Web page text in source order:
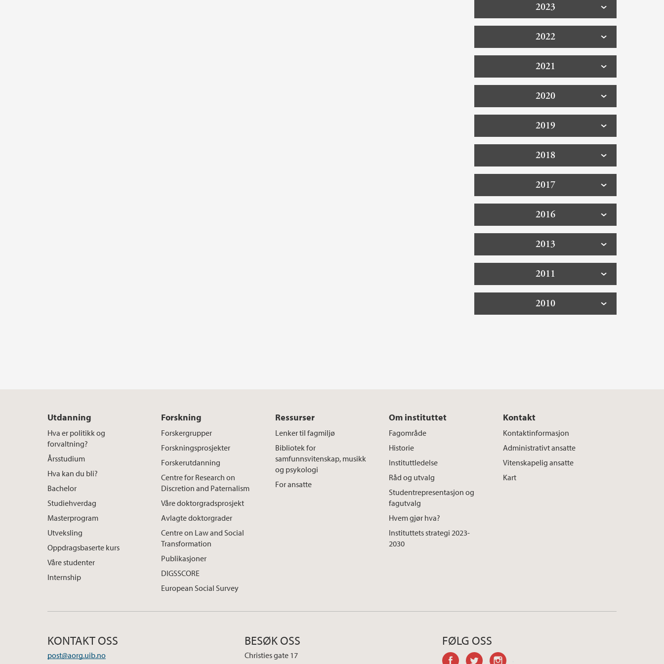
2023
2022
2021
2020
2019
2018
2017
2016
2013
2011
2010
Utdanning
Hva er politikk og
forvaltning?
Årsstudium
Hva kan du bli?
Bachelor
Studiehverdag
Masterprogram
Utveksling
Oppdragsbaserte kurs
Våre studenter
Internship
Forskning
Forskergrupper
Forskningsprosjekter
Forskerutdanning
Centre for Research on
Discretion and Paternalism
Våre doktorgradsprosjekt
Avlagte doktorgrader
Centre on Law and Social
Transformation
Publikasjoner
DIGSSCORE
European Social Survey
Ressurser
Lenker til fagmiljø
Bibliotek for
samfunnsvitenskap, musikk
og psykologi
For ansatte
Om instituttet
Fagområde
Historie
Instituttledelse
Råd og utvalg
Studentrepresentasjon og
fagutvalg
Hvem gjør hva?
Instituttets strategi 2023-
2030
Kontakt
Kontaktinformasjon
Administrativt ansatte
Vitenskapelig ansatte
Kart
KONTAKT OSS
post@aorg.uib.no
BESØK OSS
Christies gate 17
FØLG OSS
facebooktwitter